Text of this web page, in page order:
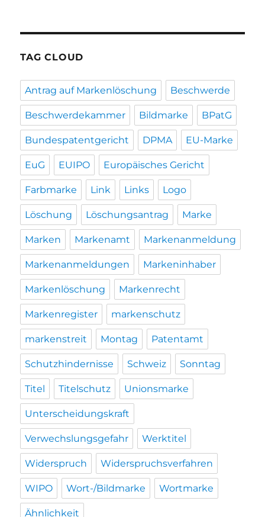
TAG CLOUD
Antrag auf Markenlöschung Beschwerde
Beschwerdekammer Bildmarke BPatG
Bundespatentgericht DPMA EU-Marke
EuG EUIPO Europäisches Gericht
Farbmarke Link Links Logo
Löschung Löschungsantrag Marke
Marken Markenamt Markenanmeldung
Markenanmeldungen Markeninhaber
Markenlöschung Markenrecht
Markenregister markenschutz
markenstreit Montag Patentamt
Schutzhindernisse Schweiz Sonntag
Titel Titelschutz Unionsmarke
Unterscheidungskraft
Verwechslungsgefahr Werktitel
Widerspruch Widerspruchsverfahren
WIPO Wort-/Bildmarke Wortmarke
Ähnlichkeit